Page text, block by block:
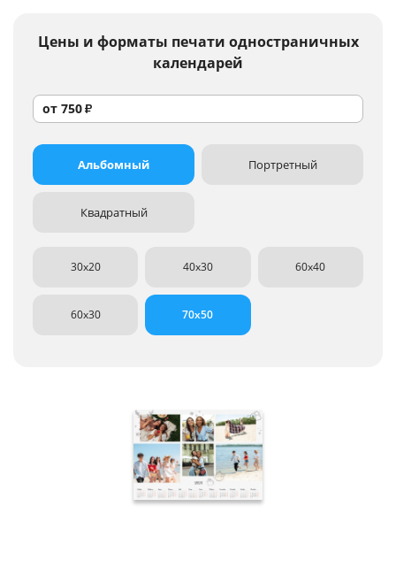
Цены и форматы печати одностраничных
календарей
от 750₽
Альбомный Портретный
Квадратный
30x20 40x30 60x40
60x30 70x50